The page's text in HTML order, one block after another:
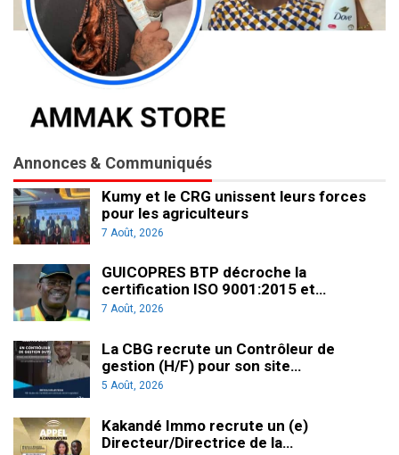
Annonces & Communiqués
Kumy et le CRG unissent leurs forces
pour les agriculteurs
7 Août, 2026
GUICOPRES BTP décroche la
certification ISO 9001:2015 et…
7 Août, 2026
La CBG recrute un Contrôleur de
gestion (H/F) pour son site…
5 Août, 2026
Kakandé Immo recrute un (e)
Directeur/Directrice de la…